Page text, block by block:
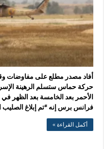
أفاد مصدر مطلع على مفاوضات
حركة حماس ستسلم الرهينة
الأحمر بعد الخامسة بعد الظهر
فرانس برس إنه “تم إبلاغ الصليب
أكمل القراءة »